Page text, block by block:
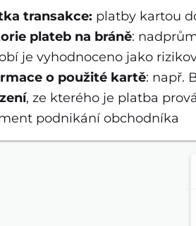
transakce: platby kartou
plateb na bráně:
je vyhodnoceno jako
o použité kartě: např.
, ze kterého je platba
podnikání obchodníka